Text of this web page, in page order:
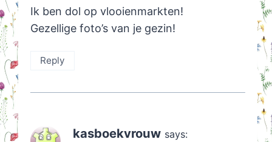
Ik ben dol op vlooienmarkten!
Gezellige foto’s van je gezin!
Reply
kasboekvrouw says: